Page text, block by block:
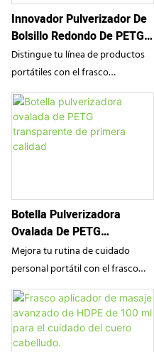
Innovador Pulverizador De
Bolsillo Redondo De PETG
De 30 Ml
Distingue tu línea de productos
portátiles con el frasco
pulverizador redondo de PETG de
SampoX. Con una silueta circular
única y una ventana
transparente, este envase
llamativo con una funcionalidad
confiable. Es la solución portátil
ideal para desinfectantes de
manos de alta calidad, fragancias
de viaje y brumas faciales
refrescantes.
Botella Pulverizadora
Ovalada De PETG
Transparente De Primera
Calidad
Mejora tu rutina de cuidado
personal portátil con el frasco
pulverizador ovalado de SampoX.
Fabricado en PETG de alta
transparencia, este práctico
envase de bolsillo está disponible